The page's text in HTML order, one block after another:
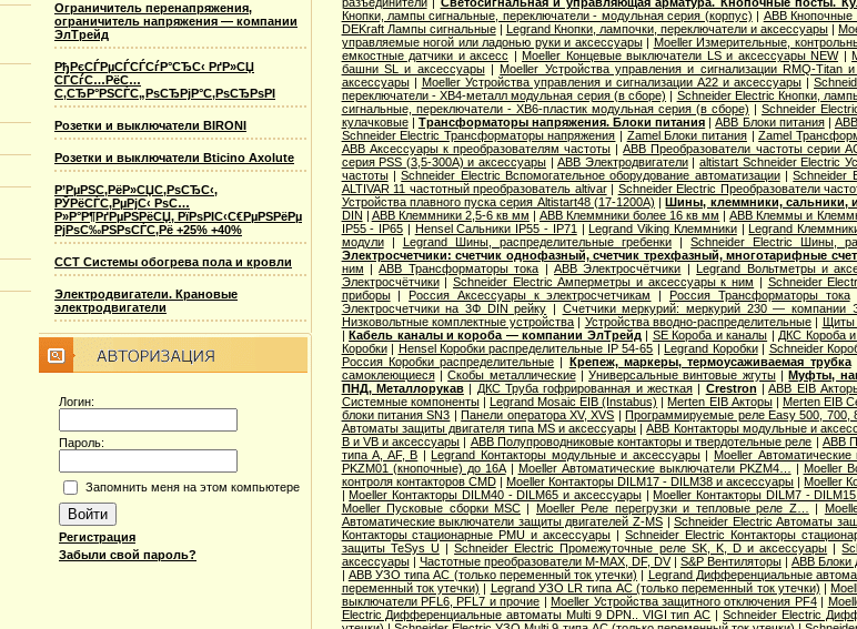
Ограничитель перенапряжения,
ограничитель напряжения — компании
ЭлТрейд
РђРєСЃРµСЃСЃСѓР°СЂС‹ РґР»СЏ
СЃСѓС…РёС…
С‚СЂР°РЅСЃС„РѕСЂРјР°С‚РѕСЂРѕРІ
Розетки и выключатели BIRONI
Розетки и выключатели Bticino Axolute
Р’РµРЅС‚РёР»СЏС‚РѕСЂС‹,
РЎРёСЃС‚РµРјС‹ РѕС…
Р»Р°Р¶РґРµРЅРёСЏ, РїРѕРІС‹С€РµРЅРёРµ
РјРѕС‰РЅРѕСЃС‚Рё +25% +40%
ССТ Системы обогрева пола и кровли
Электродвигатели. Крановые
электродвигатели
Логин:
Пароль:
Запомнить меня на этом компьютере
Регистрация
Забыли свой пароль?
Кнопки, лампы сигнальные, переключатели - модульная серия (корпус) | ABB
DEKraft Лампы сигнальные| Legrand Кнопки, лампочки, переключатели и аксессуары|
управляемые ногой или ладонью руки и аксессуары| Moeller Измерительные,
емкостные датчики и аксесс |Moeller Концевые выключатели LS и аксессуары NEW|
башни SL и аксессуары|Moeller Устройства управления и сигнализации RMQ-Titan
аксессуары| Moeller Устройства управления и сигнализации А22 и аксессуары|
переключатели - XB4-металл модульная серия (в сборе) | Schneider Electric Кнопки,
сигнальные, переключатели - XB6-пластик модульная серия (в сборе) | Schneider
кулачковые| Трансформаторы напряжения. Блоки питания |ABB Блоки питания|
Schneider Electric Трансформаторы напряжения | Zamel Блоки питания|Zamel
ABB Аксессуары к преобразователям частоты |ABB Преобразователи частоты серии
серия PSS (3,5-300А) и аксессуары |ABB Электродвигатели|altistart Schneider Electric
частоты|Schneider Electric Вспомогательное оборудование автоматизации|Schneider
ALTIVAR 11 частотный преобразователь altivar| Schneider Electric Преобразователи
Устройства плавного пуска серия Altistart48 (17-1200А) |Шины, клеммники, сальники,
DIN | ABB Клеммники 2,5-6 кв мм |ABB Клеммники более 16 кв мм |ABB Клеммы и
IP55 - IP65 | Hensel Сальники IP55 - IP71 |Legrand Viking Клеммники|Legrand
модули| Legrand Шины, распределительные гребенки |Schneider Electric Шины,
Электросчетчики: счетчик однофазный, счетчик трехфазный, многотарифные
ним |ABB Трансформаторы тока |ABB Электросчётчики |Legrand Вольтметры и
Электросчётчики| Schneider Electric Амперметры и аксессуары к ним | Schneider
приборы|Россия Аксессуары к электросчетчикам |Россия Трансформаторы тока
Электросчетчики на 3Ф DIN рейку | Счетчики меркурий: меркурий 230 — компании
Низковольтные комплектные устройства | Устройства вводно-распределительные| Щиты
|Кабель каналы и короба — компании ЭлТрейд | SE Короба и каналы | ДКС Короба
Коробки| Hensel Коробки распределительные IP 54-65 |Legrand Коробки| Schneider
Россия Коробки распределительные | Крепеж, маркеры, термоусаживаемая трубка
самоклеющиеся|Скобы металлические|Универсальные винтовые жгуты|Муфты,
ПНД, Металлорукав| ДКС Труба гофрированная и жесткая| Crestron |ABB EIB
Системные компоненты| Legrand Mosaic ЕIB (Instabus) |Merten EIB Акторы| Merten EIB
блоки питания SN3 |Панели оператора XV, XVS |Программируемые реле Easy 500, 700,
Автоматы защиты двигателя типа MS и аксессуары |ABB Контакторы модульные и
B и VB и аксессуары | ABB Полупроводниковые контакторы и твердотельные реле | ABB
типа A, AF, B |Legrand Контакторы модульные и аксессуары| Moeller
PKZM01 (кнопочные) до 16А| Moeller Автоматические выключатели PKZM4… | Moeller
контроля контакторов CMD| Moeller Контакторы DILM17 - DILM38 и аксессуары |Moeller
|Moeller Контакторы DILM40 - DILM65 и аксессуары|Moeller Контакторы DILM7 -
Moeller Пусковые сборки MSC | Moeller Реле перегрузки и тепловые реле Z… |
Автоматические выключатели защиты двигателей Z-MS|Schneider Electric Автоматы
Контакторы стационарные PMU и аксессуары | Schneider Electric Контакторы
защиты TeSys U|Schneider Electric Промежуточные реле SK, K, D и аксессуары |
аксессуары| Частотные преобразователи M-MAX, DF, DV| S&P Вентиляторы| ABB
| ABB УЗО типа АС (только переменный ток утечки) | Legrand Дифференциальные
переменный ток утечки) | Legrand УЗО LR типа АС (только переменный ток утечки) |
выключатели PFL6, PFL7 и прочие |Moeller Устройства защитного отключения PF4|
Electric Дифференциальные автоматы Multi 9 DPN.. VIGI тип AС | Schneider Electric